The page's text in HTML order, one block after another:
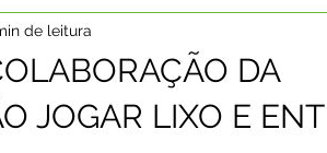
Desenvolvimento Social
Políticas Públicas Nota de Pesar
DA
JOGAR LIXO E
de leitura